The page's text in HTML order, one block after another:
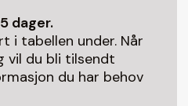
dager.
i tabellen under. Når
vil du bli tilsendt
du har behov